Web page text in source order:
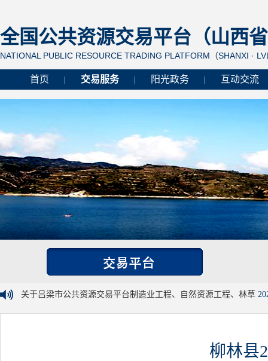
全国公共资源交易平台（山西
NATIONAL PUBLIC RESOURCE TRADING PLATFORM（SHANXI ·
首页 交易服务 阳光政务 互动交流
关于吕梁市公共资源交易平台制造业工程、自然资源工程、林草
柳林县